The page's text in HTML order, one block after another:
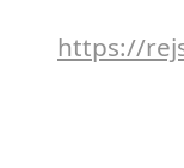
https://